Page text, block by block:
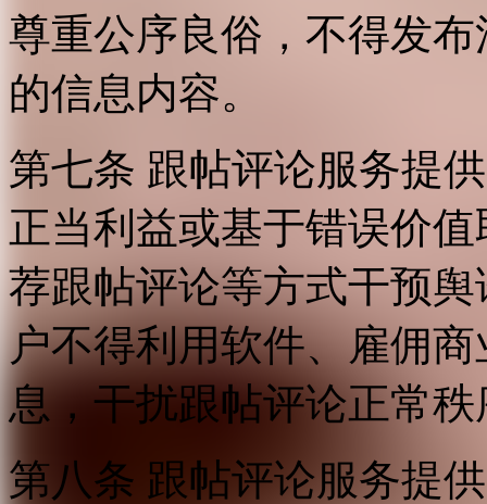
尊重公序良俗，不得发
的信息内容。
第七条 跟帖评论服务提
正当利益或基于错误价
荐跟帖评论等方式干预
户不得利用软件、雇佣
息，干扰跟帖评论正常
第八条 跟帖评论服务提